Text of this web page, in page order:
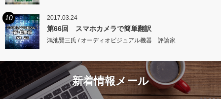
10 2017.03.24
第66回 スマホカメラで簡単翻訳
鴻池賢三氏 / オーディオビジュアル機器 評論家
新着情報メール